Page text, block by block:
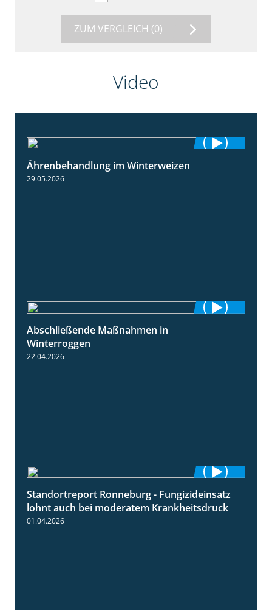
ZUM VERGLEICH (0)
Video
Ährenbehandlung im Winterweizen
29.05.2026
Abschließende Maßnahmen in
Winterroggen
22.04.2026
5:04
Standortreport Ronneburg - Fungizideinsatz
lohnt auch bei moderatem Krankheitsdruck
01.04.2026